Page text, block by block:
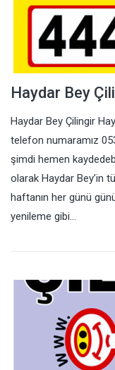
Haydar Bey
Haydar Bey Çilingir
telefon numaramız
şimdi hemen
olarak Haydar Bey’in
haftanın her günü
yenileme gibi…